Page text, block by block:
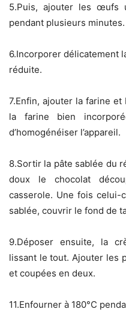
5.Puis, ajouter les œufs
pendant plusieurs minutes.
6.Incorporer délicatement
réduite.
7.Enfin, ajouter la farine
la farine bien
d’homogénéiser l’appareil.
8.Sortir la pâte sablée du
doux le chocolat
casserole. Une fois celui-
sablée, couvrir le fond de
9.Déposer ensuite, la
lissant le tout. Ajouter les
et coupées en deux.
11.Enfourner à 180°C